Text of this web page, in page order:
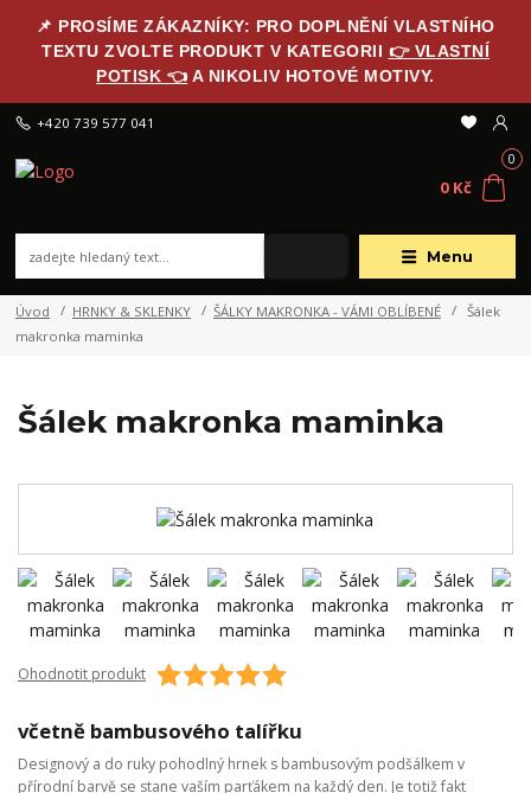
📌 PROSÍME ZÁKAZNÍKY: PRO DOPLNĚNÍ VLASTNÍHO
TEXTU ZVOLTE PRODUKT V KATEGORII 👉 VLASTNÍ
POTISK 👈 A NIKOLIV HOTOVÉ MOTIVY.
Menu
+420 739 577 041
0
0 Kč
Úvod HRNKY & SKLENKY ŠÁLKY MAKRONKA - VÁMI OBLÍBENÉ
Šálek
makronka maminka
Šálek makronka maminka
Ohodnotit produkt
včetně bambusového talířku
Designový a do ruky pohodlný hrnek s bambusovým podšálkem v
přírodní barvě se stane vaším parťákem na každý den. Je totiž fakt